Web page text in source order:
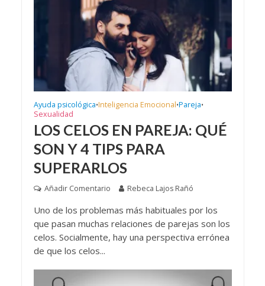
Ayuda psicológica•Inteligencia Emocional•Pareja•
Sexualidad
LOS CELOS EN PAREJA: QUÉ
SON Y 4 TIPS PARA
SUPERARLOS
Añadir Comentario Rebeca Lajos Rañó
Uno de los problemas más habituales por los
que pasan muchas relaciones de parejas son los
celos. Socialmente, hay una perspectiva errónea
de que los celos...